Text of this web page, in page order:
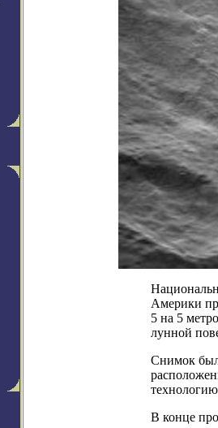
Америки
5 на 5
лунной
Снимок был
В конце